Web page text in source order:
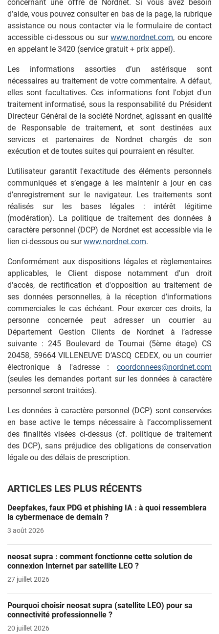
concernant une offre de Nordnet. Si vous avez besoin
d’aide, vous pouvez consulter en bas de la page, la rubrique
assistance ou nous contacter via le formulaire de contact
accessible ci-dessous ou sur www.nordnet.com, ou encore
en appelant le 3420 (service gratuit + prix appel).
Les informations assorties d’un astérisque sont
nécessaires au traitement de votre commentaire. A défaut,
elles sont facultatives. Ces informations font l'objet d'un
traitement informatisé, sous la responsabilité du Président
Directeur Général de la société Nordnet, agissant en qualité
de Responsable de traitement, et sont destinées aux
services et partenaires de Nordnet chargés de son
exécution et de toutes suites qui pourraient en résulter.
L’utilisateur garantit l'exactitude des éléments personnels
communiqués et s’engage à les maintenir à jour en cas
d’enregistrement sur le navigateur. Les traitements sont
réalisés sur les bases légales : intérêt légitime
(modération). La politique de traitement des données à
caractère personnel (DCP) de Nordnet est accessible via le
lien ci-dessous ou surwww.nordnet.com.
Conformément aux dispositions légales et règlementaires
applicables, le Client dispose notamment d'un droit
d'accès, de rectification et d'opposition au traitement de
ses données personnelles, à la réception d’informations
commerciales le cas échéant. Pour exercer ces droits, la
personne concernée peut adresser un courrier au
Département Gestion Clients de Nordnet à l’adresse
suivante : 245 Boulevard de Tournai (5ème étage) CS
20458, 59664 VILLENEUVE D’ASCQ CEDEX, ou un courrier
électronique à l'adresse : coordonnees@nordnet.com
(seules les demandes portant sur les données à caractère
personnel seront traitées).
Les données à caractère personnel (DCP) sont conservées
en base active le temps nécessaire à l’accomplissement
des finalités visées ci-dessus (cf. politique de traitement
des DCP), sans préjudice des obligations de conservation
légale ou des délais de prescription.
ARTICLES LES PLUS RÉCENTS
Deepfakes, faux PDG et phishing IA : à quoi ressemblera
la cybermenace de demain ?
3 août 2026
neosat supra : comment fonctionne cette solution de
connexion Internet par satellite LEO ?
27 juillet 2026
Pourquoi choisir neosat supra (satellite LEO) pour sa
connectivité professionnelle ?
20 juillet 2026